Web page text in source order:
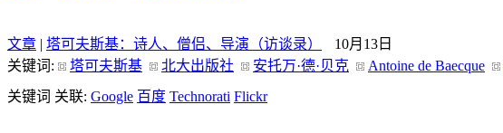
文章 | 塔可夫斯基：诗人、僧侣、导演（访谈录）
10月13日
关键词:
塔可夫斯基 北大出版社 安托万·德·贝克 Antoine de Baecque
关键词 关联: Google 百度 Technorati Flickr